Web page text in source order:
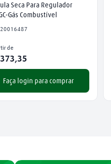
Seca Para Regulador
Gás Combustível
20016487
de
373,35
Faça login para comprar